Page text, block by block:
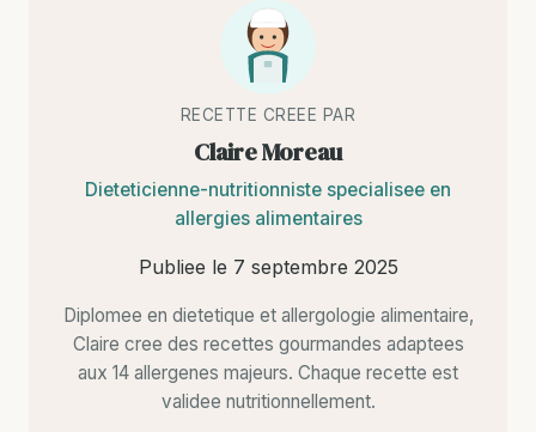
RECETTE CREEE PAR
Claire Moreau
Dieteticienne-nutritionniste specialisee en
allergies alimentaires
Publiee le 7 septembre 2025
Diplomee en dietetique et allergologie alimentaire,
Claire cree des recettes gourmandes adaptees
aux 14 allergenes majeurs. Chaque recette est
validee nutritionnellement.